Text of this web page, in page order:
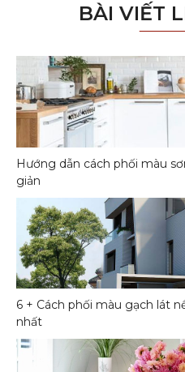
BÀI VIẾT
Hướng dẫn cách phối màu
giản
6 + Cách phối màu gạch lát
nhất